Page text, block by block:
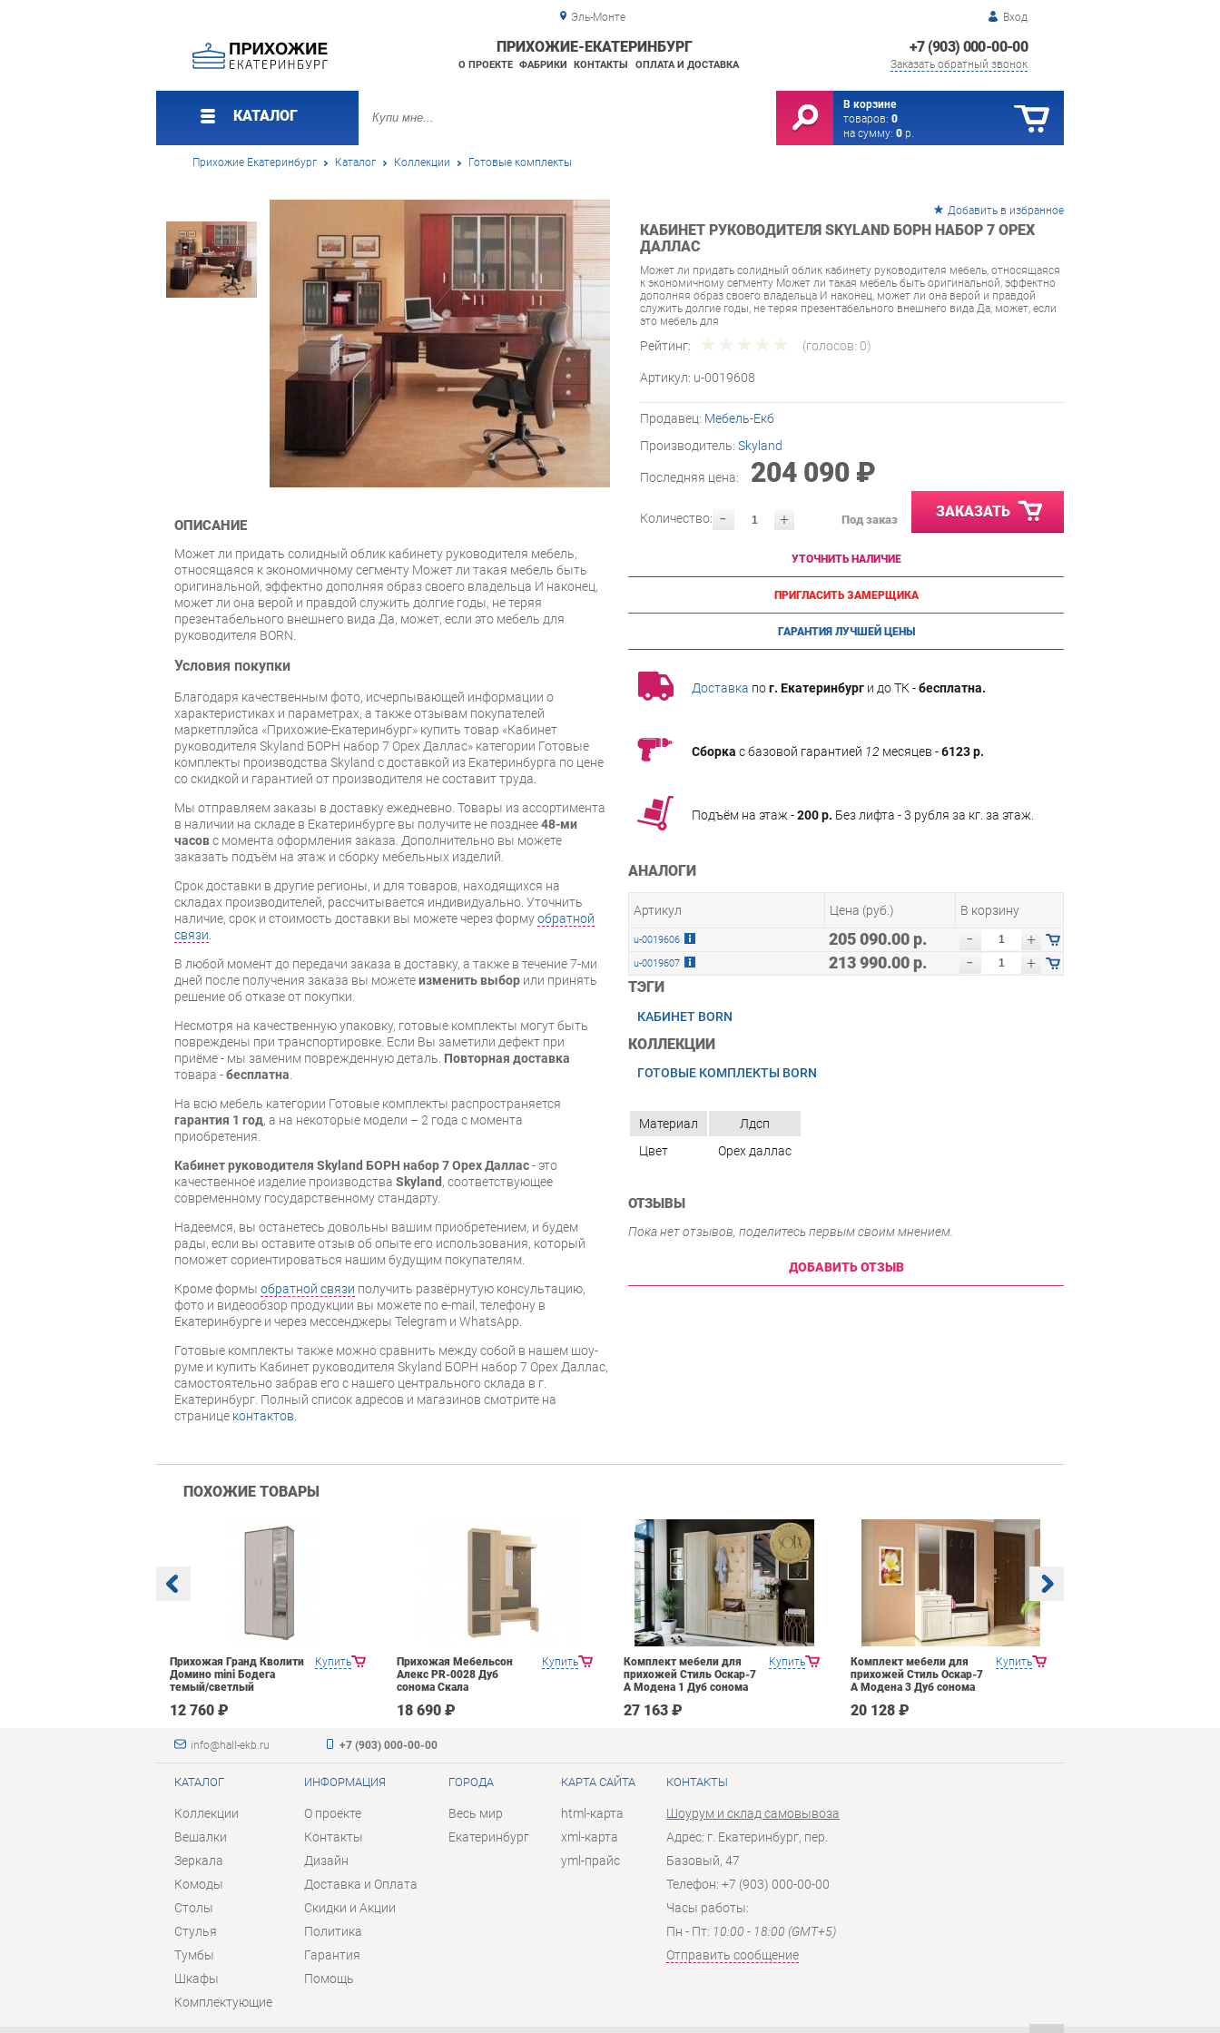
Эль-Монте Вход
+7 (903) 000-00-00
Заказать обратный звонок
ПРИХОЖИЕ-ЕКАТЕРИНБУРГ
О ПРОЕКТЕ ФАБРИКИ КОНТАКТЫ ОПЛАТА И ДОСТАВКА
КАТАЛОГ
В корзине
товаров: 0
на сумму: 0 р.
Прихожие Екатеринбург Каталог Коллекции Готовые комплекты
Добавить в избранное
КАБИНЕТ РУКОВОДИТЕЛЯ SKYLAND БОРН НАБОР 7 ОРЕХ
ДАЛЛАС
Может ли придать солидный облик кабинету руководителя мебель, относящаяся
к экономичному сегменту Может ли такая мебель быть оригинальной, эффектно
дополняя образ своего владельца И наконец, может ли она верой и правдой
служить долгие годы, не теряя презентабельного внешнего вида Да, может, если
это мебель для
Рейтинг: (голосов: 0)
Артикул: u-0019608
Продавец: Мебель-Екб
Производитель: Skyland
Последняя цена: 204 090 ₽
- +
Количество: Под заказ ЗАКАЗАТЬ
УТОЧНИТЬ НАЛИЧИЕ
ПРИГЛАСИТЬ ЗАМЕРЩИКА
ГАРАНТИЯ ЛУЧШЕЙ ЦЕНЫ
Доставка пог. Екатеринбург и до ТК -бесплатна.
Сборка с базовой гарантией 12 месяцев -6123 р.
Подъём на этаж -200 р. Без лифта - 3 рубля за кг. за этаж.
АНАЛОГИ
Артикул Цена (руб.) В корзину
u-0019606 205 090.00 р. - +
u-0019607 213 990.00 р. - +
ТЭГИ
КАБИНЕТ BORN
КОЛЛЕКЦИИ
ГОТОВЫЕ КОМПЛЕКТЫ BORN
ОПИСАНИЕ
Может ли придать солидный облик кабинету руководителя мебель,
относящаяся к экономичному сегменту Может ли такая мебель быть
оригинальной, эффектно дополняя образ своего владельца И наконец,
может ли она верой и правдой служить долгие годы, не теряя
презентабельного внешнего вида Да, может, если это мебель для
руководителя BORN.
Условия покупки
Благодаря качественным фото, исчерпывающей информации о
характеристиках и параметрах, а также отзывам покупателей
маркетплэйса «Прихожие-Екатеринбург» купить товар «Кабинет
руководителя Skyland БОРН набор 7 Орех Даллас» категории Готовые
комплекты производства Skyland с доставкой из Екатеринбурга по цене
со скидкой и гарантией от производителя не составит труда.
Мы отправляем заказы в доставку ежедневно. Товары из ассортимента
в наличии на складе в Екатеринбурге вы получите не позднее48-ми
часовс момента оформления заказа. Дополнительно вы можете
заказать подъём на этаж и сборку мебельных изделий.
Срок доставки в другие регионы, и для товаров, находящихся на
складах производителей, рассчитывается индивидуально. Уточнить
наличие, срок и стоимость доставки вы можете через формуобратной
связи.
В любой момент до передачи заказа в доставку, а также в течение 7-ми
дней после получения заказа вы можетеизменить выбор или принять
решение об отказе от покупки.
Несмотря на качественную упаковку, готовые комплекты могут быть
повреждены при транспортировке. Если Вы заметили дефект при
приёме - мы заменим поврежденную деталь. Повторная доставка
товара -бесплатна.
На всю мебель категории Готовые комплекты распространяется
гарантия 1 год, а на некоторые модели – 2 года с момента
приобретения.
Кабинет руководителя Skyland БОРН набор 7 Орех Даллас- это
качественное изделие производства Skyland, соответствующее
современному государственному стандарту.
Надеемся, вы останетесь довольны вашим приобретением, и будем
рады, если вы оставите отзыв об опыте его использования, который
поможет сориентироваться нашим будущим покупателям.
Кроме формы обратной связи получить развёрнутую консультацию,
фото и видеообзор продукции вы можете по e-mail, телефону в
Екатеринбурге и через мессенджеры Telegram и WhatsApp.
Готовые комплекты также можно сравнить между собой в нашем шоу-
руме и купить Кабинет руководителя Skyland БОРН набор 7 Орех Даллас,
самостоятельно забрав его с нашего центрального склада в г.
Екатеринбург. Полный список адресов и магазинов смотрите на
странице контактов.
Материал
Лдсп
Цвет
Орех даллас
ОТЗЫВЫ
Пока нет отзывов, поделитесь первым своим мнением.
ДОБАВИТЬ ОТЗЫВ
ПОХОЖИЕ ТОВАРЫ
Купить
Прихожая Гранд Кволити
Домино mini Бодега
темый/светлый
12 760 ₽
Купить
Прихожая Мебельсон
Алекс PR-0028 Дуб
сонома Скала
18 690 ₽
Купить
Комплект мебели для
прихожей Стиль Оскар-7
А Модена 1 Дуб сонома
27 163 ₽
Купить
Комплект мебели для
прихожей Стиль Оскар-7
А Модена 3 Дуб сонома
20 128 ₽
info@hall-ekb.ru +7 (903) 000-00-00
КАТАЛОГ
Коллекции
Вешалки
Зеркала
Комоды
Столы
Стулья
Тумбы
Шкафы
Комплектующие
ИНФОРМАЦИЯ
О проекте
Контакты
Дизайн
Доставка и Оплата
Скидки и Акции
Политика
Гарантия
Помощь
ГОРОДА
Весь мир
Екатеринбург
КАРТА САЙТА
html-карта
xml-карта
yml-прайс
КОНТАКТЫ
Шоурум и склад самовывоза
Адрес: г. Екатеринбург, пер.
Базовый, 47
Телефон: +7 (903) 000-00-00
Часы работы:
Пн - Пт: 10:00 - 18:00 (GMT+5)
Отправить сообщение